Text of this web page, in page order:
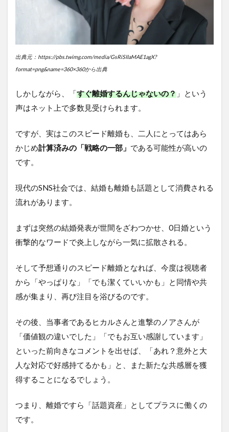
出典元：https://pbs.twimg.com/media/GsRiSIIaMAE1agX?
format=png&name=360×360から出典
しかしながら、「すぐ離婚するんじゃないの？ 」という
声はネット上で多数見受けられます。
ですが、実はこのスピード離婚も、二人にとってはあら
かじめ計算済みの「戦略の一部」 である可能性が高いの
です。
現代のSNS社会では、結婚も離婚も話題として消費される
流れがあります。
まずは突然の結婚発表が世間をざわつかせ、0日婚という
衝撃的なワードで炎上しながら一気に拡散される。
そして予想通りのスピード離婚となれば、今度は視聴者
から「やっぱりな」「でも潔くていいかも」と同情や共
感が集まり、再び注目を浴びるのです。
その後、当事者であるヒカルさんと進撃のノアさんが
「価値観の違いでした」「でもお互い感謝しています」
といった前向きなコメントを出せば、「あれ？意外と大
人な対応で好感持てるかも」と、また新たな共感層を獲
得することになるでしょう。
つまり、離婚ですら「話題資産」としてプラスに働くの
です。